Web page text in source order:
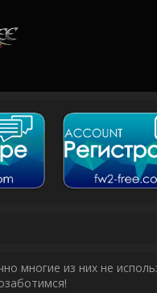
многие из них не